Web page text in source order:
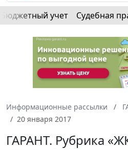
Бюджетный учет Судебная
Информационные рассылки
20 января 2017
ГАРАНТ. Рубрика